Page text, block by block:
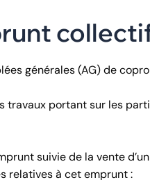
générales (AG) de
portant sur les
suivie de la vente
relatives à cet emprunt :